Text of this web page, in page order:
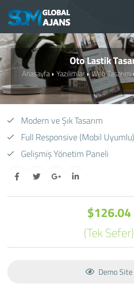
Oto Lastik
Anasayfa Yazılımlar Web Tasarım
Modern ve Şık Tasarım
Full Responsive (Mobil Uyumlu)
Gelişmiş Yönetim Paneli
$126.04
(Tek Sefer)
Demo Site